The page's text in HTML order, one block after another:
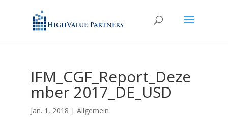
IFM_CGF_Report_Deze
mber 2017_DE_USD
Jan. 1, 2018 | Allgemein